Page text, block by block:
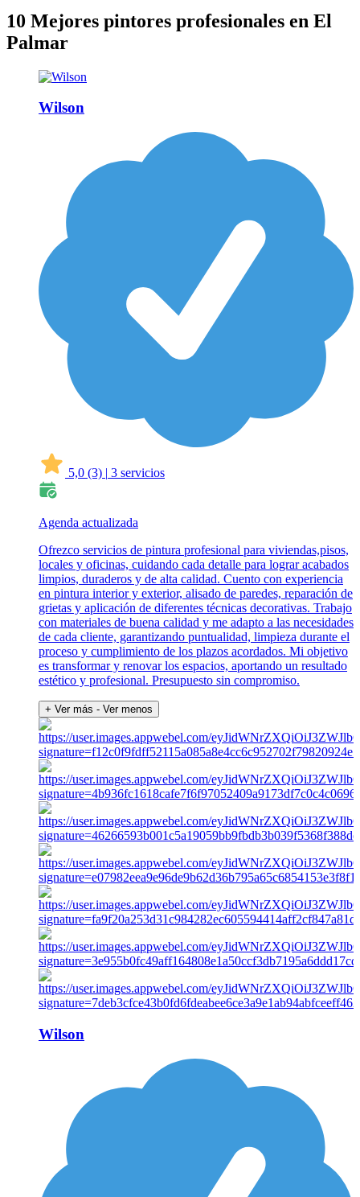
10 Mejores pintores profesionales en El
Palmar
Wilson
5,0 (3) | 3 servicios
Agenda actualizada
Ofrezco servicios de pintura profesional para viviendas,pisos,
locales y oficinas, cuidando cada detalle para lograr acabados
limpios, duraderos y de alta calidad. Cuento con experiencia
en pintura interior y exterior, alisado de paredes, reparación de
grietas y aplicación de diferentes técnicas decorativas. Trabajo
con materiales de buena calidad y me adapto a las necesidades
de cada cliente, garantizando puntualidad, limpieza durante el
proceso y cumplimiento de los plazos acordados. Mi objetivo
es transformar y renovar los espacios, aportando un resultado
estético y profesional. Presupuesto sin compromiso.
+ Ver más - Ver menos
Wilson